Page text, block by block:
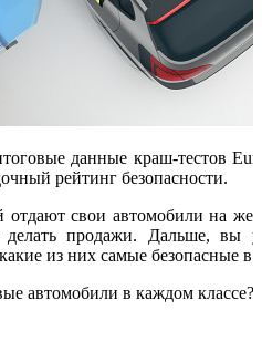
данные краш-тестов
рейтинг безопасности.
отдают свои автомобили на
делать продажи. Дальше, вы
из них самые безопасные в
автомобили в каждом классе?